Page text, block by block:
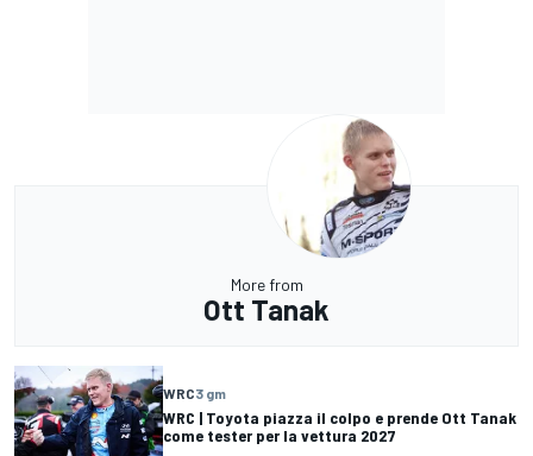
More from
Ott Tanak
WRC3 gm
WRC | Toyota piazza il colpo e prende Ott Tanak
come tester per la vettura 2027